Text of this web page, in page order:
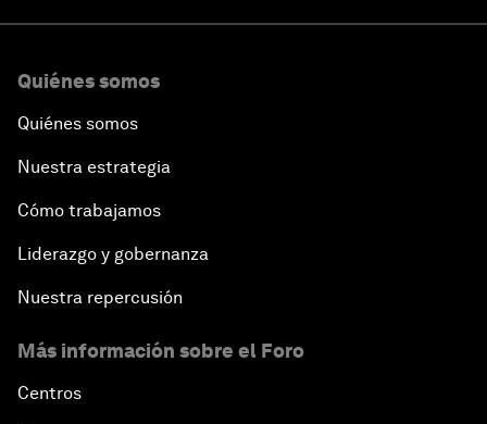
Quiénes somos
Quiénes somos
Nuestra estrategia
Cómo trabajamos
Liderazgo y gobernanza
Nuestra repercusión
Más información sobre el Foro
Centros